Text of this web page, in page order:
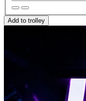
Add to trolley